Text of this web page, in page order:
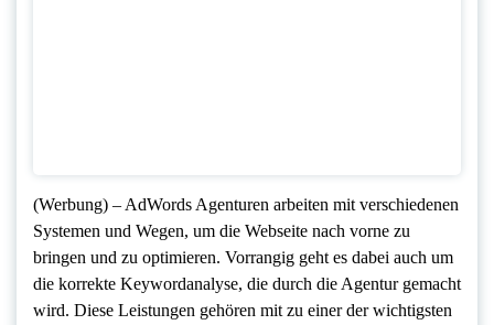
(Werbung) – AdWords Agenturen arbeiten mit verschiedenen
Systemen und Wegen, um die Webseite nach vorne zu
bringen und zu optimieren. Vorrangig geht es dabei auch um
die korrekte Keywordanalyse, die durch die Agentur gemacht
wird. Diese Leistungen gehören mit zu einer der wichtigsten